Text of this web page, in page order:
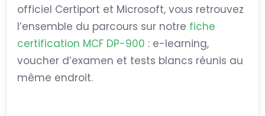
officiel Certiport et Microsoft, vous retrouvez
l’ensemble du parcours sur notre fiche
certification MCF DP-900 : e-learning,
voucher d’examen et tests blancs réunis au
même endroit.